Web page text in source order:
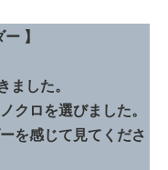
】
した。
クロを選びました。
を感じて見てくださ